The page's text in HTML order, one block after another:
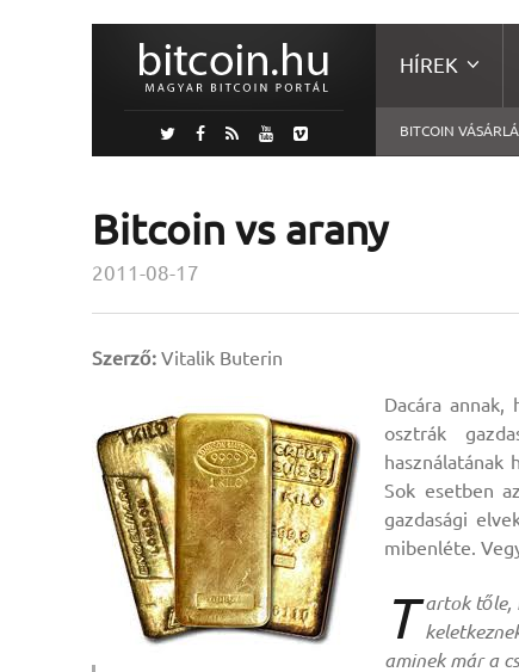
HÍREK
BITCOIN
Bitcoin vs arany
2011-08-17
Szerző: Vitalik Buterin
Dacára
osztrák
használatának
Sok esetben
gazdasági
mibenléte.
T artok tőle,
aminek már a